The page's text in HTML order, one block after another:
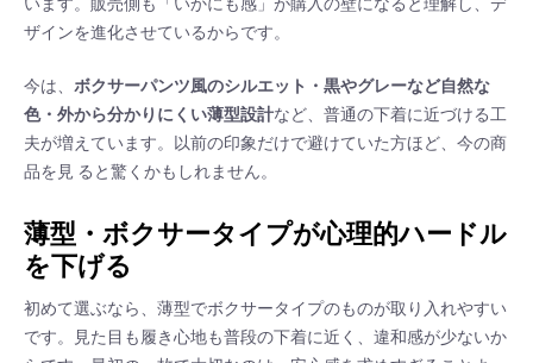
ザインを進化させているからです。
今は、 ボクサーパンツ風のシルエット・黒やグレーなど自然な
色・外から分かりにくい薄型設計など、普通の下着に近づける工
夫が増えています。以前の印象だけで避けていた方ほど、今の商
品を見 ると驚くかもしれません。
薄型・ボクサータイプが心理的ハードル
を下げる
初めて選ぶなら、薄型でボクサータイプのものが取り入れやすい
です。見た目も履き心地も普段の下着に近く、違和感が少ないか